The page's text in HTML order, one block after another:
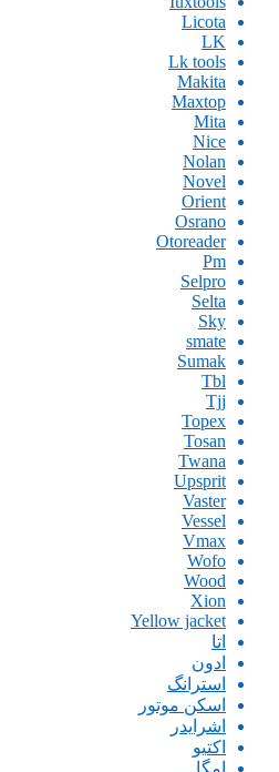
Licota
LK
Lk tools
Makita
Maxtop
Mita
Nice
Nolan
Novel
Orient
Osrano
Otoreader
Pm
Selpro
Selta
Sky
smate
Sumak
Tbl
Tjj
Topex
Tosan
Twana
Upsprit
Vaster
Vessel
Vmax
Wofo
Wood
Xion
Yellow jacket
اتا
ادون
استرانگ
اسکن موتور
اشرایدر
اکتیو